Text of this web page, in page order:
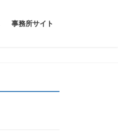
事務所サイト